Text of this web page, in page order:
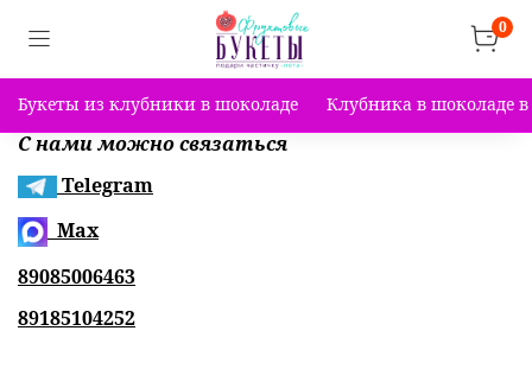
0
Букеты из клубники в шоколаде Клубника в шоколаде в
С нами можно связаться
Telegram
Max
89085006463
89185104252